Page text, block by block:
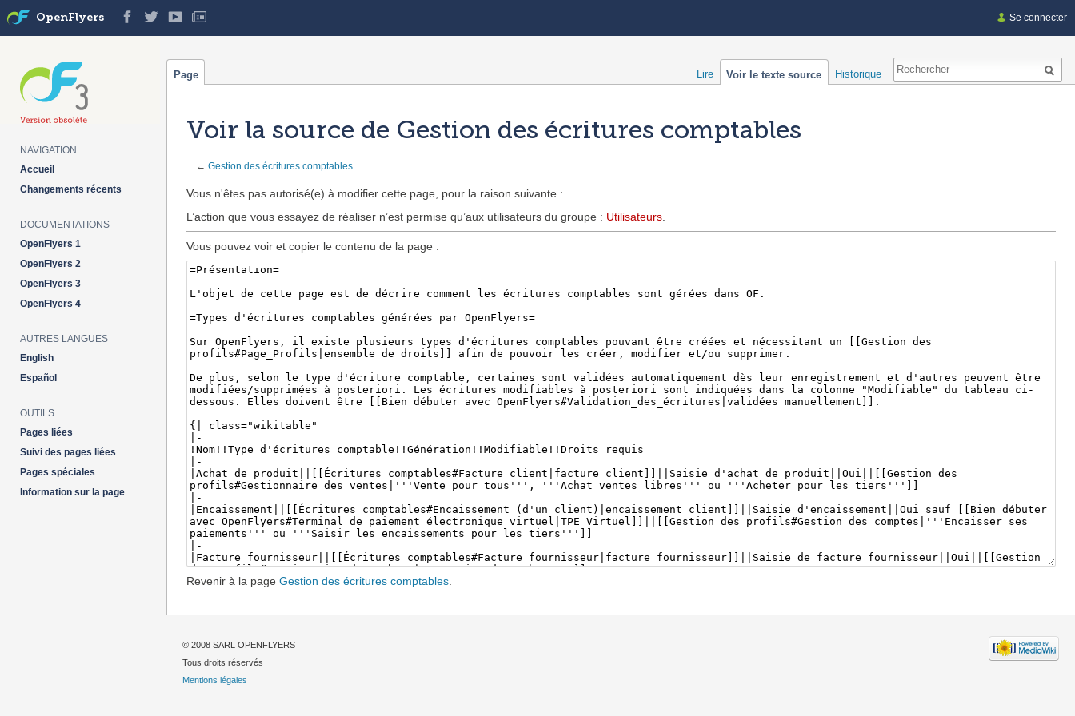
Voir la source de Gestion des écritures comptables
← Gestion des écritures comptables
Vous n'êtes pas autorisé(e) à modifier cette page, pour la raison suivante :
L’action que vous essayez de réaliser n’est permise qu’aux utilisateurs du groupe : Utilisateurs.
Vous pouvez voir et copier le contenu de la page :
Revenir à la page Gestion des écritures comptables.
Se connecter
Page Lire Voir le texte source Historique
OpenFlyers
NAVIGATION
Accueil
Changements récents
DOCUMENTATIONS
OpenFlyers 1
OpenFlyers 2
OpenFlyers 3
OpenFlyers 4
AUTRES LANGUES
English
Español
OUTILS
Pages liées
Suivi des pages liées
Pages spéciales
Information sur la page
© 2008 SARL OPENFLYERS
Tous droits réservés
Mentions légales